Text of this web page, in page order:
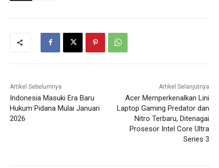
Artikel Sebelumnya
Indonesia Masuki Era Baru
Hukum Pidana Mulai Januari
2026
Artikel Selanjutnya
Acer Memperkenalkan Lini
Laptop Gaming Predator dan
Nitro Terbaru, Ditenagai
Prosesor Intel Core Ultra
Series 3